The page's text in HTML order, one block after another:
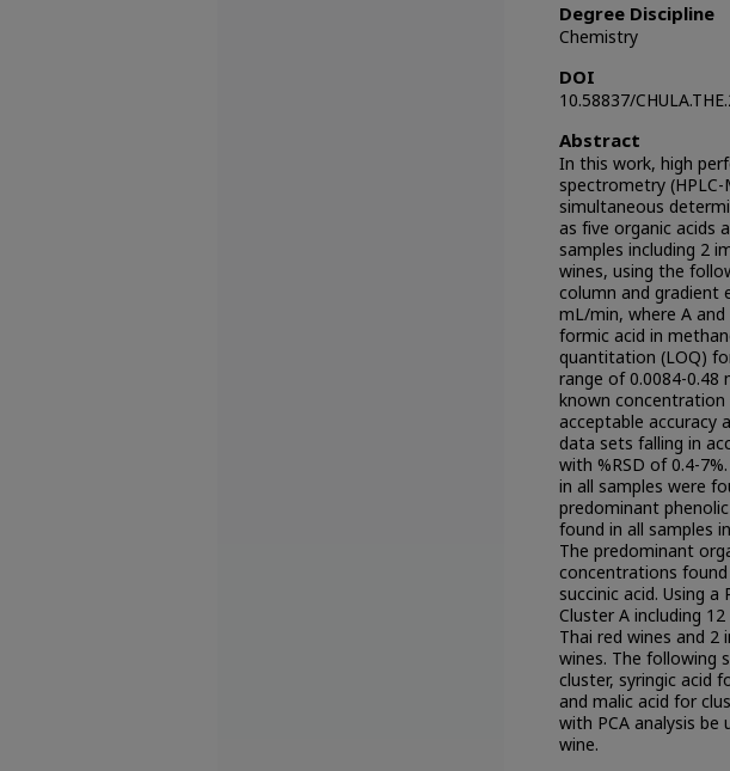
Degree Discipline
Chemistry
DOI
10.58837/
Abstract
In this work, high
spectrometry
simultaneous
as five organic acids
samples including 2
wines, using the
column and gradient
mL/min, where A
formic acid in
quantitation (LOQ)
range of 0.0084-0.48
known concentration
acceptable accuracy
data sets falling in
with %RSD of 0.4-
in all samples were
predominant
found in all samples
The predominant
concentrations
succinic acid. Using
Cluster A including
Thai red wines and
wines. The following
cluster, syringic acid
and malic acid for
with PCA analysis
wine.